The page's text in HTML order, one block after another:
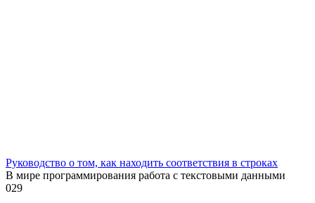
Руководство о том, как находить соответствия в строках
В мире программирования работа с текстовыми данными
029